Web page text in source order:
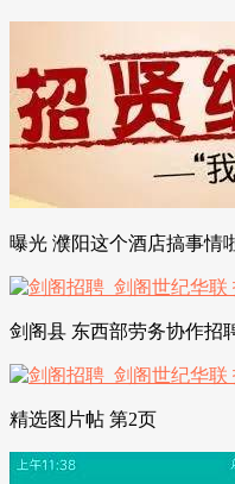
曝光 濮阳这个酒店搞事情
剑阁县 东西部劳务协作招
精选图片帖 第2页